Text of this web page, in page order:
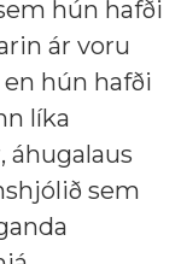
hún hafði
ár voru
hún hafði
líka
sem